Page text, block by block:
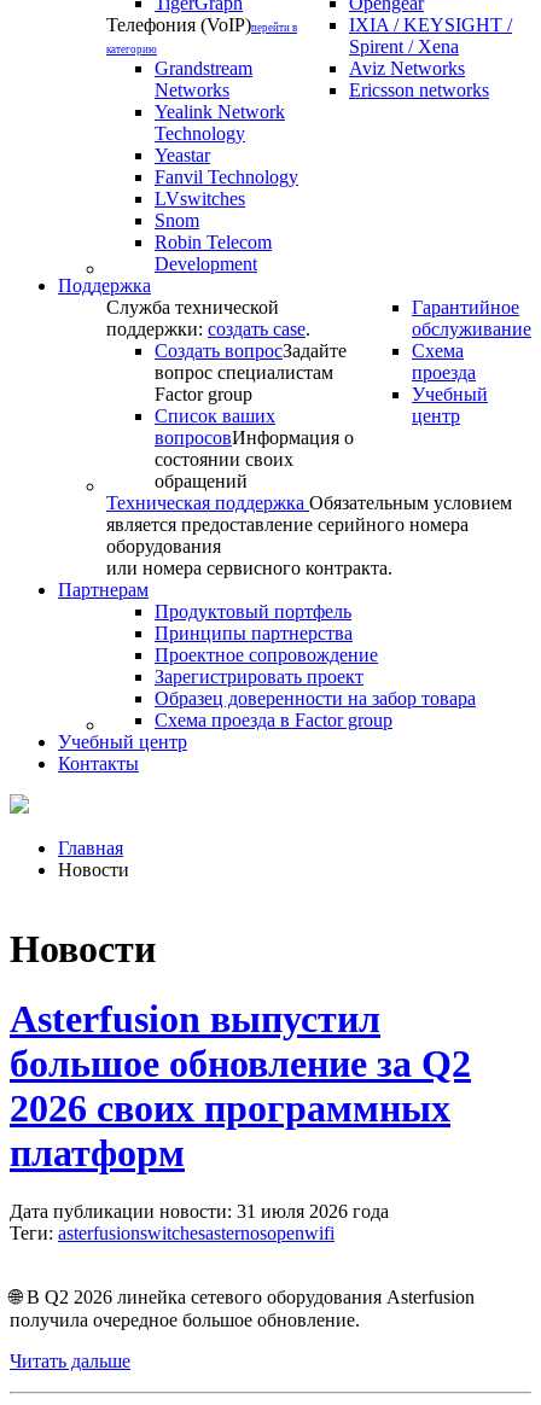
Телефония (VoIP)перейти в
категорию
Grandstream
Networks
Yealink Network
Technology
Yeastar
Fanvil Technology
LVswitches
Snom
Robin Telecom
Development
IXIA / KEYSIGHT /
Spirent / Xena
Aviz Networks
Ericsson networks
Поддержка
Служба технической
поддержки: создать case.
Создать вопросЗадайте
вопрос специалистам
Factor group
Список ваших
вопросовИнформация о
состоянии своих
обращений
Гарантийное
обслуживание
Схема
проезда
Учебный
центр
Техническая поддержка Обязательным условием
является предоставление серийного номера
оборудования
или номера сервисного контракта.
Партнерам
Продуктовый портфель
Принципы партнерства
Проектное сопровождение
Зарегистрировать проект
Образец доверенности на забор товара
Схема проезда в Factor group
Учебный центр
Контакты
Главная
Новости
Новости
Asterfusion выпустил
большое обновление за Q2
2026 своих программных
платформ
Дата публикации новости: 31 июля 2026 года
Теги: asterfusionswitchesasternosopenwifi
🌐 В Q2 2026 линейка сетевого оборудования Asterfusion
получила очередное большое обновление.
Читать дальше